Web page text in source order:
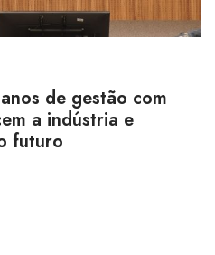
de gestão com
a indústria e
futuro